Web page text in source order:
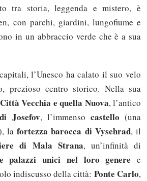
tra storia, leggenda e mistero, è
con parchi, giardini, lungofiume e
in un abbraccio verde che è a sua
l’Unesco ha calato il suo velo
prezioso centro storico. Nella sua
Vecchia e quella Nuova, l’antico
Josefov, l’immenso castello (una
la fortezza barocca di Vysehrad, il
di Mala Strana, un’infinità di
palazzi unici nel loro genere e
indiscusso della città: Ponte Carlo,